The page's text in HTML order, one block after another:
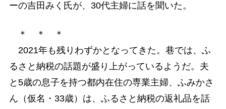
ーの吉田みく氏が、30代主婦に話を聞いた。
＊ ＊ ＊
2021年も残りわずかとなってきた。巷では、ふ
るさと納税の話題が盛り上がっているようだ。夫
と5歳の息子を持つ都内在住の専業主婦、ふみかさ
ん（仮名・33歳）は、ふるさと納税の返礼品を話